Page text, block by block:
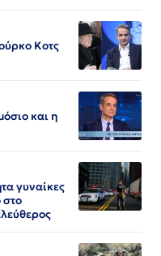
Κοτς
και η
γυναίκες
στο